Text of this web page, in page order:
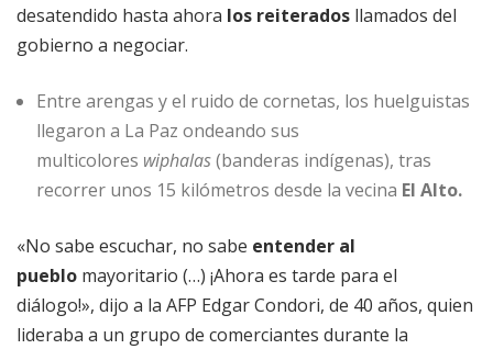
desatendido hasta ahora los reiterados llamados del
gobierno a negociar.
Entre arengas y el ruido de cornetas, los huelguistas
llegaron a La Paz ondeando sus
multicolores wiphalas(banderas indígenas), tras
recorrer unos 15 kilómetros desde la vecina El Alto.
«No sabe escuchar, no sabe entender al
pueblo mayoritario (…) ¡Ahora es tarde para el
diálogo!», dijo a la AFP Edgar Condori, de 40 años, quien
lideraba a un grupo de comerciantes durante la